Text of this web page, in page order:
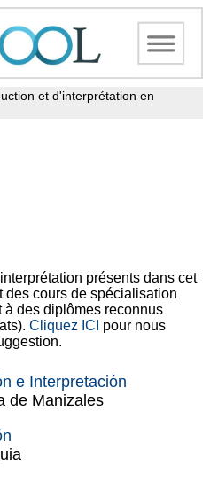
et d'interprétation en
présents dans cet
cours de spécialisation
à des diplômes reconnus
Cliquez ICI pour nous
e Interpretación
de Manizales